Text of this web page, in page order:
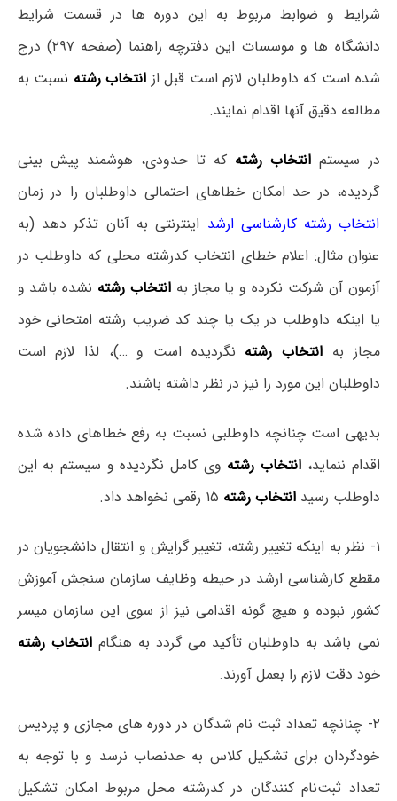
شرایط و ضوابط مربوط به این دوره ها در قسمت شرایط
دانشگاه ها و موسسات این دفترچه راهنما (صفحه ۲۹۷) درج
شده است که داوطلبان لازم است قبل از انتخاب رشته نسبت به
مطالعه دقیق آنها اقدام نمایند.
در سیستمانتخاب رشته که تا حدودی، هوشمند پیش بینی
گردیده، در حد امکان خطاهای احتمالی داوطلبان را در زمان
انتخاب رشته کارشناسی ارشد اینترنتی به آنان تذکر دهد (به
عنوان مثال: اعلام خطای انتخاب کدرشته محلی که داوطلب در
آزمون آن شرکت نکرده و یا مجاز بهانتخاب رشته نشده باشد و
یا اینکه داوطلب در یک یا چند کد ضریب رشته امتحانی خود
مجاز به انتخاب رشته نگردیده است و …)، لذا لازم است
داوطلبان این مورد را نیز در نظر داشته باشند.
بدیهی است چنانچه داوطلبی نسبت به رفع خطاهای داده شده
اقدام ننماید، انتخاب رشته وی کامل نگردیده و سیستم به این
داوطلب رسید انتخاب رشته ۱۵ رقمی نخواهد داد.
۱- نظر به اینکه تغییر رشته، تغییر گرایش و انتقال دانشجویان در
مقطع کارشناسی ارشد در حیطه وظایف سازمان سنجش آموزش
کشور نبوده و هیچ گونه اقدامی نیز از سوی این سازمان میسر
نمی باشد به داوطلبان تأکید می گردد به هنگام انتخاب رشته
خود دقت لازم را بعمل آورند.
۲- چنانچه تعداد ثبت نام شدگان در دوره های مجازی و پردیس
خودگردان برای تشکیل کلاس به حدنصاب نرسد و با توجه به
تعداد ثبت‌نام کنندگان در کدرشته محل مربوط امکان تشکیل